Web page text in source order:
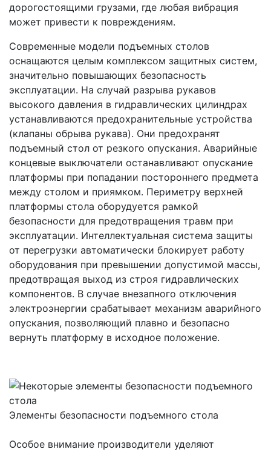
дорогостоящими грузами, где любая вибрация
может привести к повреждениям.
Современные модели подъемных столов
оснащаются целым комплексом защитных систем,
значительно повышающих безопасность
эксплуатации. На случай разрыва рукавов
высокого давления в гидравлических цилиндрах
устанавливаются предохранительные устройства
(клапаны обрыва рукава). Они предохранят
подъемный стол от резкого опускания. Аварийные
концевые выключатели останавливают опускание
платформы при попадании постороннего предмета
между столом и приямком. Периметру верхней
платформы стола оборудуется рамкой
безопасности для предотвращения травм при
эксплуатации. Интеллектуальная система защиты
от перегрузки автоматически блокирует работу
оборудования при превышении допустимой массы,
предотвращая выход из строя гидравлических
компонентов. В случае внезапного отключения
электроэнергии срабатывает механизм аварийного
опускания, позволяющий плавно и безопасно
вернуть платформу в исходное положение.
Элементы безопасности подъемного стола
Особое внимание производители уделяют